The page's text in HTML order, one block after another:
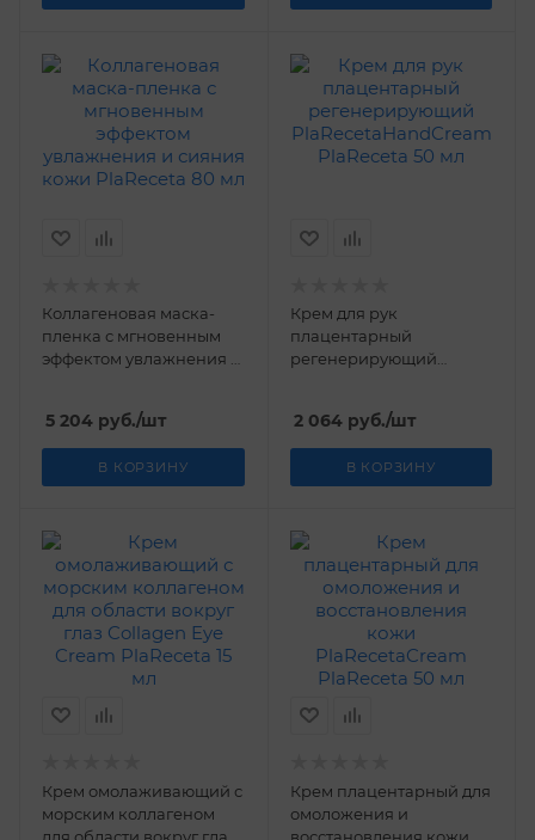
Коллагеновая маска-
пленка с мгновенным
эффектом увлажнения и
5 204 руб./шт
В КОРЗИНУ
Крем для рук
плацентарный
регенерирующий
2 064руб./шт
В КОРЗИНУ
Крем омолаживающий с
морским коллагеном
для области вокруг глаз
Крем плацентарный для
омоложения и
восстановления кожи